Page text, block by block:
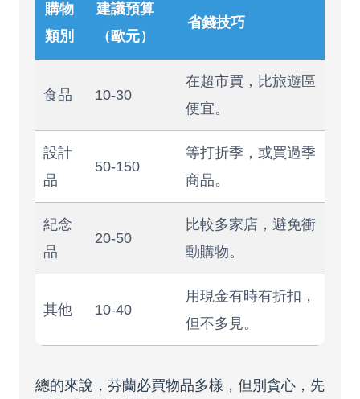
購物
類別
建議預算
（歐元）
省錢技巧
食品 10-30
在超市買，比旅遊區
便宜。
設計
品
50-150
等打折季，或買過季
商品。
紀念
品
20-50
比較多家店，避免衝
動購物。
其他 10-40
用現金有時有折扣，
但不多見。
總的來說，芬蘭必買物品多樣，但別貪心，先